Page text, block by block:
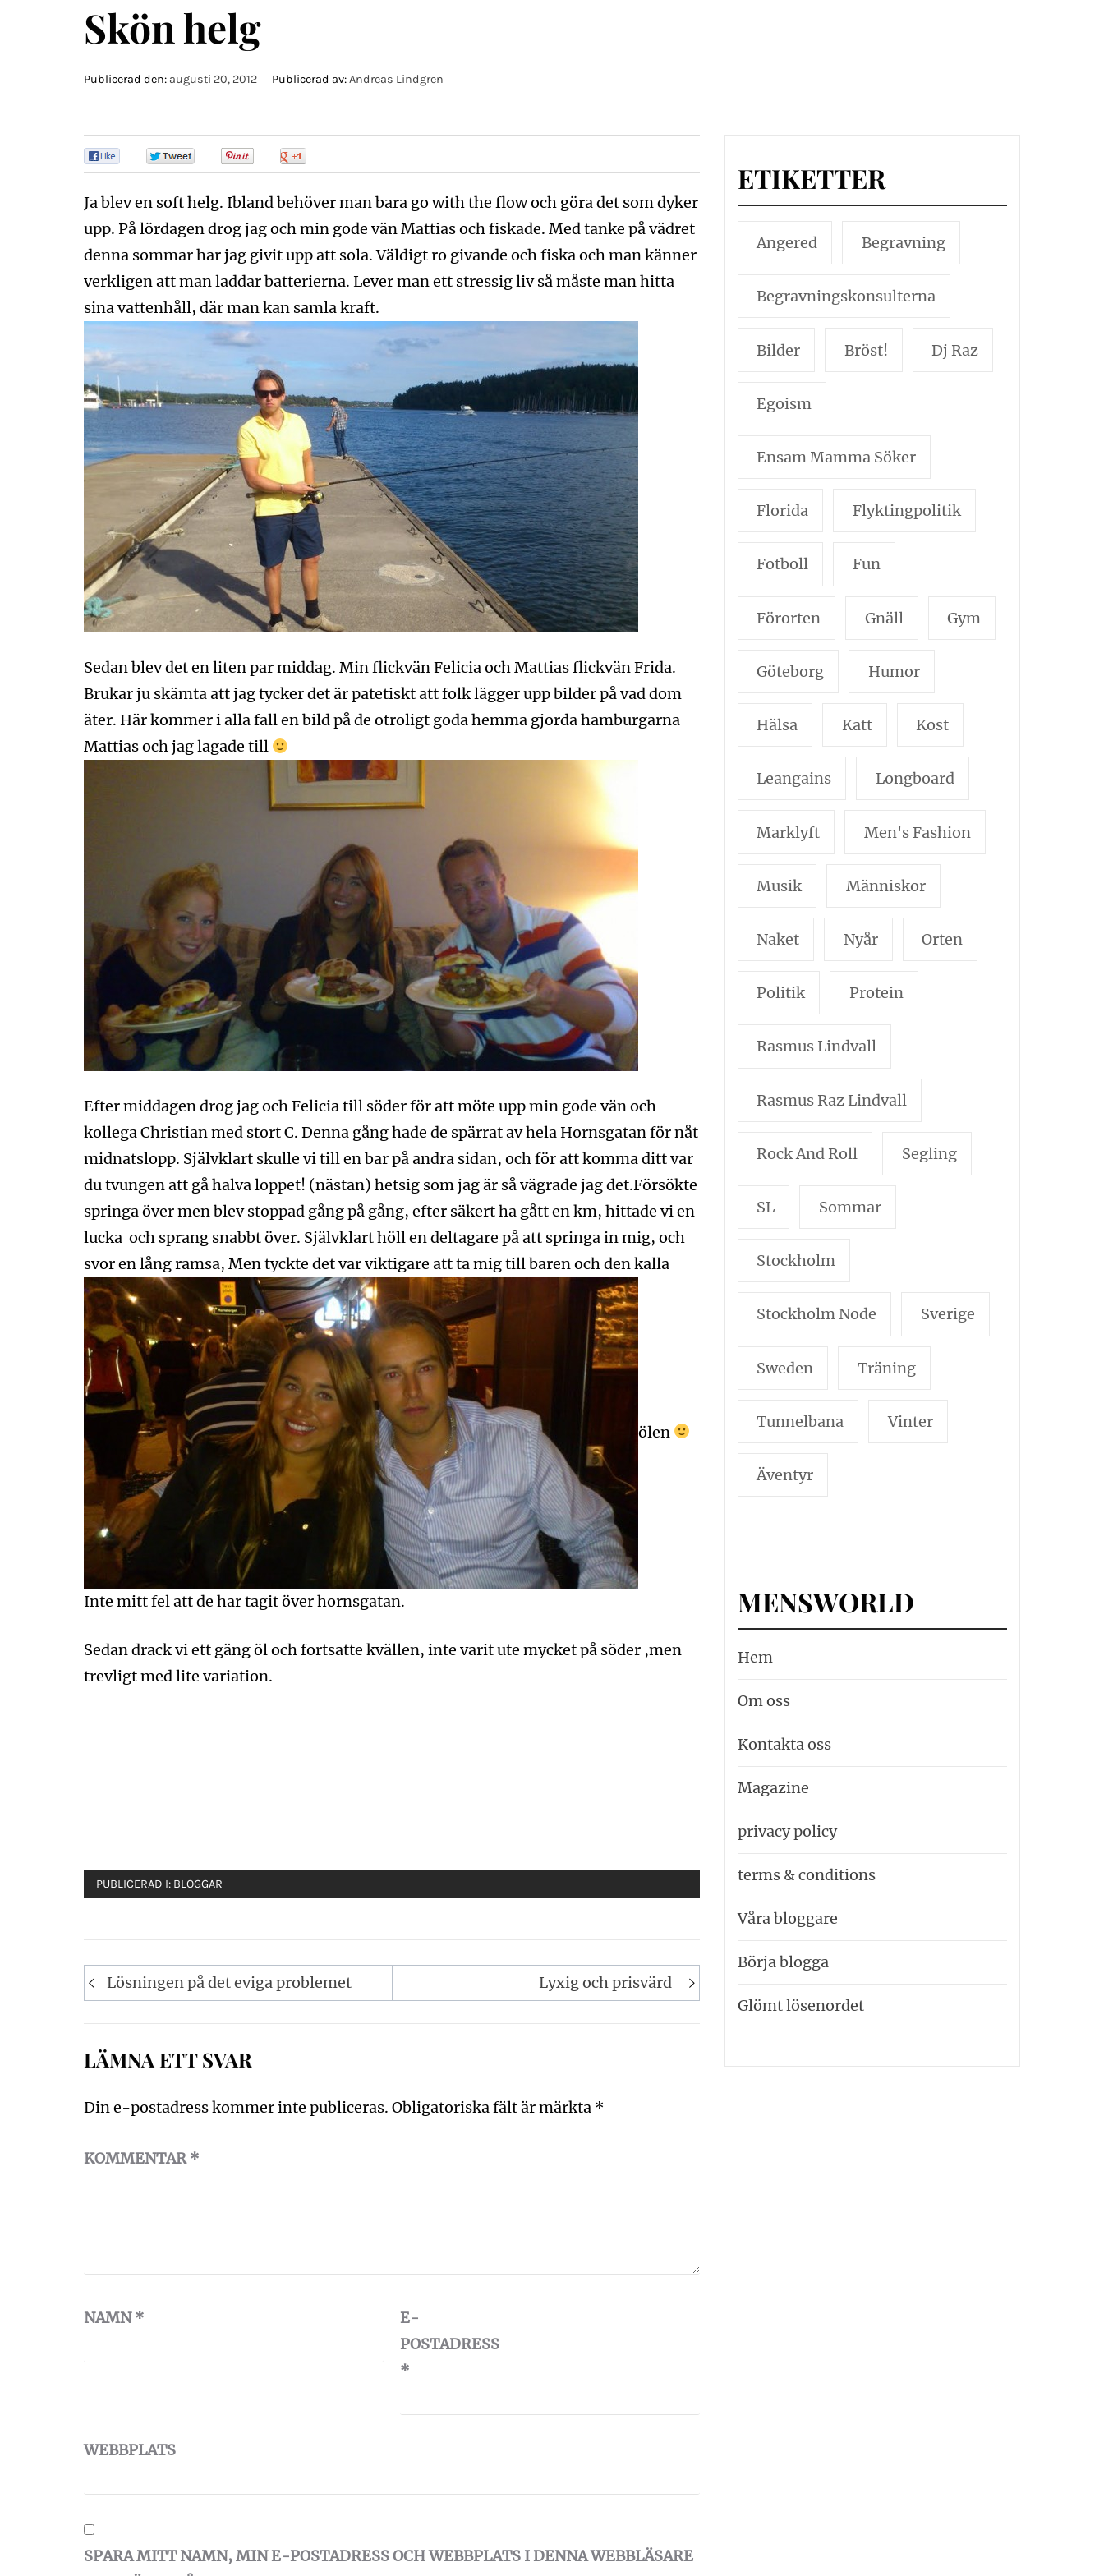
Skön helg
Publicerad den: augusti 20, 2012 Publicerad av:Andreas Lindgren
Ja blev en soft helg. Ibland behöver man bara go with the flow och göra det som dyker
upp. På lördagen drog jag och min gode vän Mattias och fiskade. Med tanke på vädret
denna sommar har jag givit upp att sola. Väldigt ro givande och fiska och man känner
verkligen att man laddar batterierna. Lever man ett stressig liv så måste man hitta
sina vattenhåll, där man kan samla kraft.
Sedan blev det en liten par middag. Min flickvän Felicia och Mattias flickvän Frida.
Brukar ju skämta att jag tycker det är patetiskt att folk lägger upp bilder på vad dom
äter. Här kommer i alla fall en bild på de otroligt goda hemma gjorda hamburgarna
Mattias och jag lagade till
Efter middagen drog jag och Felicia till söder för att möte upp min gode vän och
kollega Christian med stort C. Denna gång hade de spärrat av hela Hornsgatan för nåt
midnatslopp. Självklart skulle vi till en bar på andra sidan, och för att komma ditt var
du tvungen att gå halva loppet! (nästan) hetsig som jag är så vägrade jag det.Försökte
springa över men blev stoppad gång på gång, efter säkert ha gått en km, hittade vi en
lucka och sprang snabbt över. Självklart höll en deltagare på att springa in mig, och
svor en lång ramsa, Men tyckte det var viktigare att ta mig till baren och den kalla
ölen
Inte mitt fel att de har tagit över hornsgatan.
Sedan drack vi ett gäng öl och fortsatte kvällen, inte varit ute mycket på söder ,men
trevligt med lite variation.
PUBLICERAD I: BLOGGAR
Inläggsnavigering
Lösningen på det eviga problemet Lyxig och prisvärd
LÄMNA ETT SVAR
Din e-postadress kommer inte publiceras. Obligatoriska fält är märkta *
KOMMENTAR*
NAMN*
E-
POSTADRESS
*
WEBBPLATS
SPARA MITT NAMN, MIN E-POSTADRESS OCH WEBBPLATS I DENNA WEBBLÄSARE
ETIKETTER
Angered Begravning
Begravningskonsulterna
Bilder Bröst! Dj Raz
Egoism
Ensam Mamma Söker
Florida Flyktingpolitik
Fotboll Fun
Förorten Gnäll Gym
Göteborg Humor
Hälsa Katt Kost
Leangains Longboard
Marklyft Men's Fashion
Musik Människor
Naket Nyår Orten
Politik Protein
Rasmus Lindvall
Rasmus Raz Lindvall
Rock And Roll Segling
SL Sommar
Stockholm
Stockholm Node Sverige
Sweden Träning
Tunnelbana Vinter
Äventyr
MENSWORLD
Hem
Om oss
Kontakta oss
Magazine
privacy policy
terms & conditions
Våra bloggare
Börja blogga
Glömt lösenordet